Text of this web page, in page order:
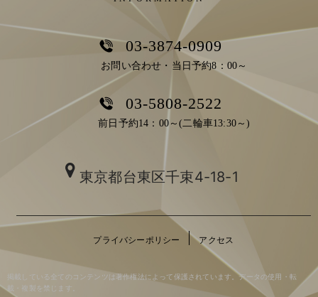
03-3874-0909
お問い合わせ・当日予約8：00～
03-5808-2522
前日予約14：00～(二輪車13:30～)
東京都台東区千束4-18-1
プライバシーポリシー アクセス
掲載している全てのコンテンツは著作権法によって保護されています。データの使用・転
載・複製を禁じます。